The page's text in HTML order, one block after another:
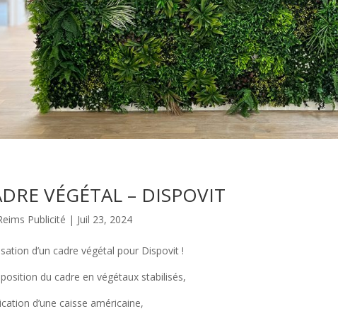
VÉGÉTAL – DISPOVIT
Publicité | Juil 23, 2024
d’un cadre végétal pour Dispovit !
du cadre en végétaux stabilisés,
d’une caisse américaine,